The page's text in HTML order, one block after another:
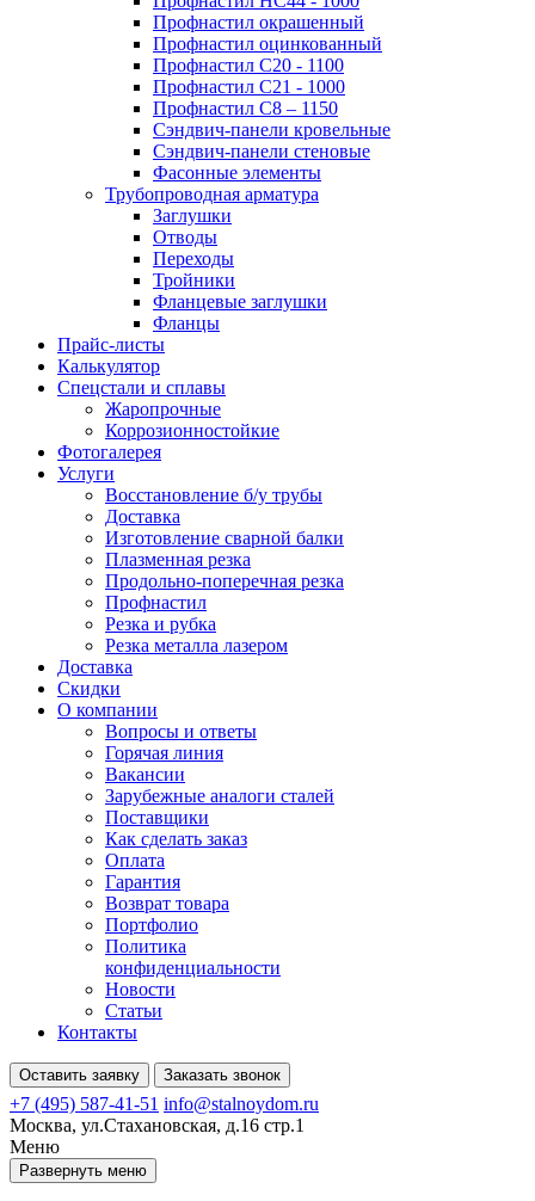
Профнастил окрашенный
Профнастил оцинкованный
Профнастил С20 - 1100
Профнастил С21 - 1000
Профнастил С8 – 1150
Сэндвич-панели кровельные
Сэндвич-панели стеновые
Фасонные элементы
Трубопроводная арматура
Заглушки
Отводы
Переходы
Тройники
Фланцевые заглушки
Фланцы
Прайс-листы
Калькулятор
Спецстали и сплавы
Жаропрочные
Коррозионностойкие
Фотогалерея
Услуги
Восстановление б/у трубы
Доставка
Изготовление сварной балки
Плазменная резка
Продольно-поперечная резка
Профнастил
Резка и рубка
Резка металла лазером
Доставка
Скидки
О компании
Вопросы и ответы
Горячая линия
Вакансии
Зарубежные аналоги сталей
Поставщики
Как сделать заказ
Оплата
Гарантия
Возврат товара
Портфолио
Политика
конфиденциальности
Новости
Статьи
Контакты
Оставить заявку Заказать звонок
+7 (495) 587-41-51 info@stalnoydom.ru
Москва, ул.Стахановская, д.16 стр.1
Меню
Развернуть меню